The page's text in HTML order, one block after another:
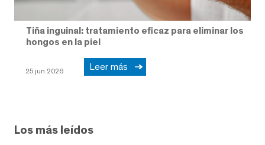
Tiña inguinal: tratamiento eficaz para eliminar los
hongos en la piel
25 jun 2026 Leer más
Los más leídos